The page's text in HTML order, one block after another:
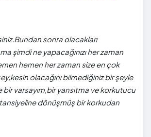
sonra olacakları
şimdi ne yapacağınızı her zaman
hemen her zaman size en çok
olacağını bilmediğiniz bir şeyle
bir varsayım,bir yansıtma ve korkutucu
dönüşmüş bir korkudan